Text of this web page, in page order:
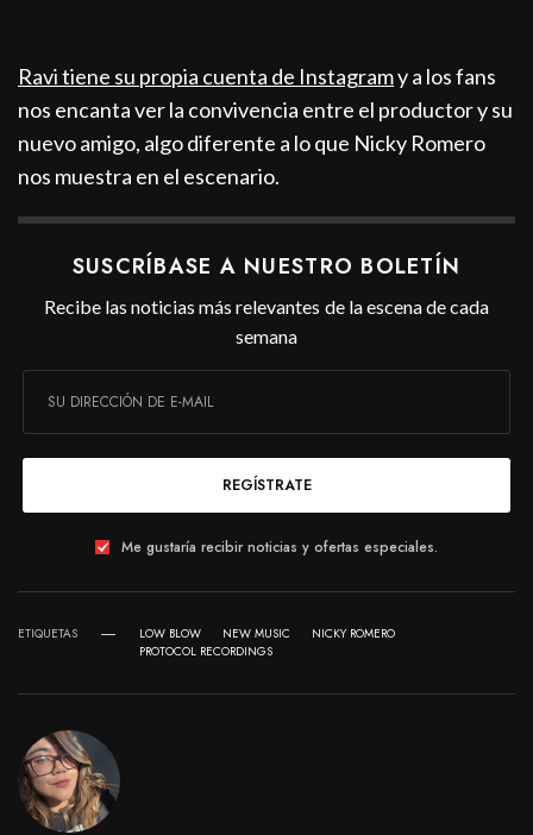
Ravi tiene su propia cuenta de Instagramy a los fans
nos encanta ver la convivencia entre el productor y su
nuevo amigo, algo diferente a lo que Nicky Romero
nos muestra en el escenario.
SUSCRÍBASE A NUESTRO BOLETÍN
Recibe las noticias más relevantes de la escena de cada
semana
REGÍSTRATE
Me gustaría recibir noticias y ofertas especiales.
ETIQUETAS LOW BLOW NEW MUSIC
NICKY ROMERO
PROTOCOL RECORDINGS